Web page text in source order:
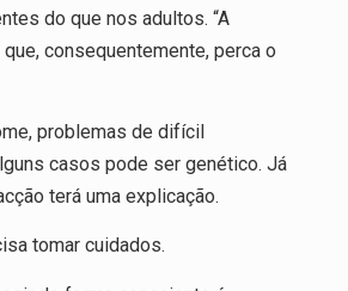
do que nos adultos. “A
consequentemente, perca o
problemas de difícil
casos pode ser genético. Já
terá uma explicação.
tomar cuidados.